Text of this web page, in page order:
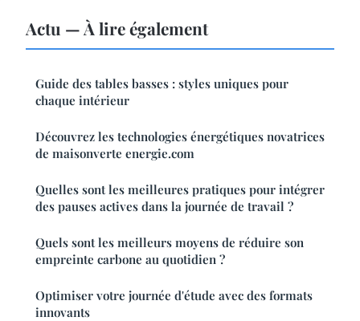
Actu — À lire également
Guide des tables basses : styles uniques pour
chaque intérieur
Découvrez les technologies énergétiques novatrices
de maisonverte energie.com
Quelles sont les meilleures pratiques pour intégrer
des pauses actives dans la journée de travail ?
Quels sont les meilleurs moyens de réduire son
empreinte carbone au quotidien ?
Optimiser votre journée d'étude avec des formats
innovants